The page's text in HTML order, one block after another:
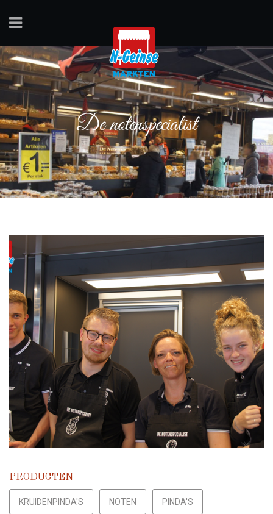
De notenspecialist
PRODUCTEN
KRUIDENPINDA'S NOTEN PINDA'S